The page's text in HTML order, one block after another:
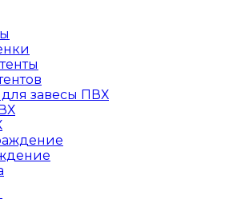
завесы ПВХ